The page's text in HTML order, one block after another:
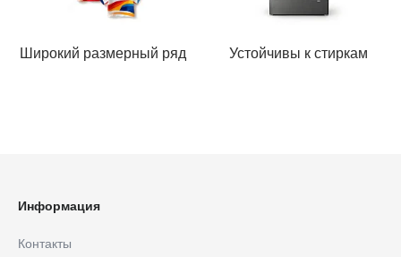
Широкий размерный ряд Устойчивы к стиркам
Информация
Контакты